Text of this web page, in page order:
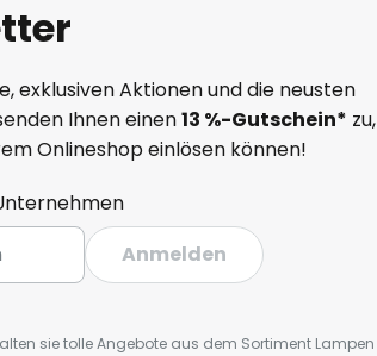
exklusiven Aktionen und die neusten
Ihnen einen13 %-Gutschein* zu,
Onlineshop einlösen können!
Anmelden
sie tolle Angebote aus dem Sortiment Lampen